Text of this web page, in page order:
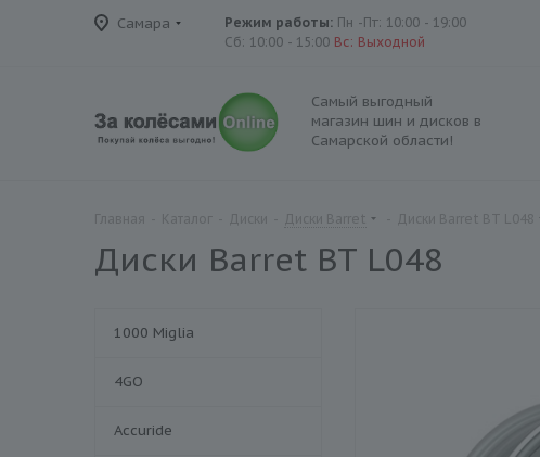
Самара Режим работы: Пн -Пт: 10:00 - 19:00
Сб: 10:00 - 15:00 Вс: Выходной
Самый выгодный
магазин шин и дисков в
Самарской области!
Диски Barret BT L048
1000 Miglia
4GO
Accuride